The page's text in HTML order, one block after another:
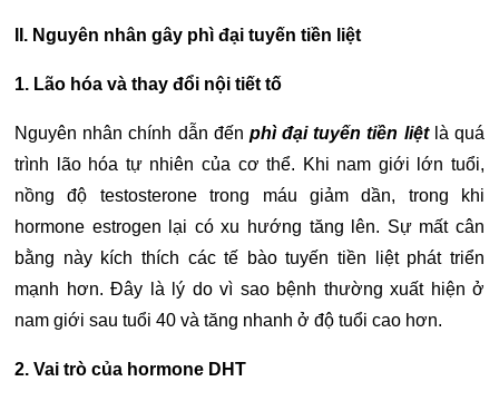
II. Nguyên nhân gây phì đại tuyến tiền liệt
1. Lão hóa và thay đổi nội tiết tố
Nguyên nhân chính dẫn đến phì đại tuyến tiền liệtlà quá
trình lão hóa tự nhiên của cơ thể. Khi nam giới lớn tuổi,
nồng độ testosterone trong máu giảm dần, trong khi
hormone estrogen lại có xu hướng tăng lên. Sự mất cân
bằng này kích thích các tế bào tuyến tiền liệt phát triển
mạnh hơn. Đây là lý do vì sao bệnh thường xuất hiện ở
nam giới sau tuổi 40 và tăng nhanh ở độ tuổi cao hơn.
2. Vai trò của hormone DHT